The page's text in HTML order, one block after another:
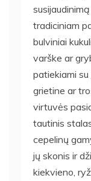
tradiciniam
bulviniai
varške ar
patiekiami su
grietine ar
virtuvės
tautinis
cepelinų
jų skonis ir
kiekvieno,